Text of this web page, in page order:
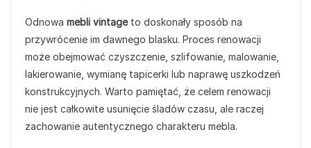
Odnowa mebli vintageto doskonały sposób na
przywrócenie im dawnego blasku. Proces renowacji
może obejmować czyszczenie, szlifowanie, malowanie,
lakierowanie, wymianę tapicerki lub naprawę uszkodzeń
konstrukcyjnych. Warto pamiętać, że celem renowacji
nie jest całkowite usunięcie śladów czasu, ale raczej
zachowanie autentycznego charakteru mebla.